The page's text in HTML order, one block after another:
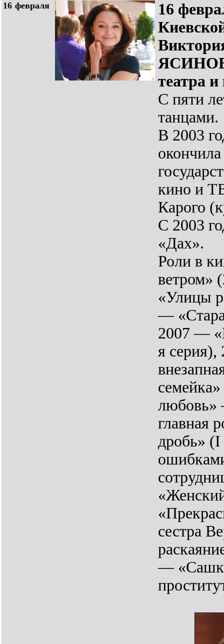
16 февраля
16
театра
С пяти
танцами.
В 2003
кино и
Карого
С 2003
«Дах».
Роли в
ветром»
«Улицы
—
2007 —
я
главная
дробь»
сестра
—